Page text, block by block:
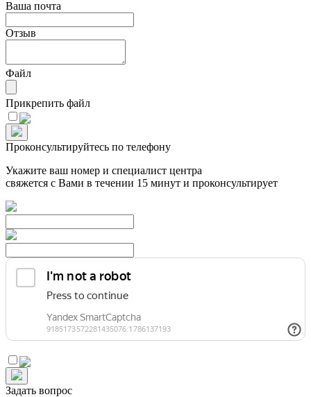
Ваша почта
Отзыв
Файл
Прикрепить файл
Проконсультируйтесь по телефону
Укажите ваш номер и специалист центра
свяжется с Вами в течении 15 минут и проконсультирует
Задать вопрос